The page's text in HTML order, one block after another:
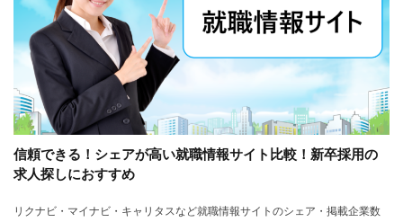
信頼できる！シェアが高い就職情報サイト比較！新卒採用の
求人探しにおすすめ
リクナビ・マイナビ・キャリタスなど就職情報サイトのシェア・掲載企業数
平均年収
就職浪人
就職
就職支援先
就職情報サイト
就職先
就職偏差値
就職サイト
就職カレッジ
大学院
大企業
怪しい
優良企業 内定の割合
内定が欲しい
内定がもらえない
内定がない
内定がすぐ出る企業
内定出るのが早い
倍率が低い
信頼できる